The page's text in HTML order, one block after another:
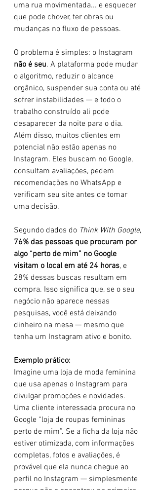
uma rua movimentada... e esquecer
que pode chover, ter obras ou
mudanças no fluxo de pessoas.
O problema é simples: o Instagram
não é seu. A plataforma pode mudar
o algoritmo, reduzir o alcance
orgânico, suspender sua conta ou até
sofrer instabilidades — e todo o
trabalho construído ali pode
desaparecer da noite para o dia.
Além disso, muitos clientes em
potencial não estão apenas no
Instagram. Eles buscam no Google,
consultam avaliações, pedem
recomendações no WhatsApp e
verificam seu site antes de tomar
uma decisão.
Segundo dados do Think With Google,
76% das pessoas que procuram por
algo “perto de mim” no Google
visitam o local em até 24 horas, e
28% dessas buscas resultam em
compra. Isso significa que, se o seu
negócio não aparece nessas
pesquisas, você está deixando
dinheiro na mesa — mesmo que
tenha um Instagram ativo e bonito.
Exemplo prático:
Imagine uma loja de moda feminina
que usa apenas o Instagram para
divulgar promoções e novidades.
Uma cliente interessada procura no
Google “loja de roupas femininas
perto de mim”. Se a ficha da loja não
estiver otimizada, com informações
completas, fotos e avaliações, é
provável que ela nunca chegue ao
perfil no Instagram — simplesmente